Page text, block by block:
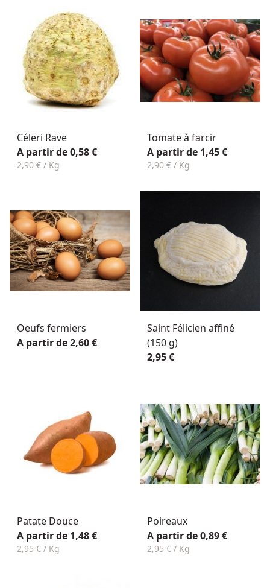
Céleri Rave
A partir de 0,58 €
2,90 € / Kg
Tomate à farcir
A partir de 1,45 €
2,90 € / Kg
Oeufs fermiers
A partir de 2,60 €
Saint Félicien affiné
(150 g)
2,95 €
Patate Douce
A partir de 1,48 €
2,95 € / Kg
Poireaux
A partir de 0,89 €
2,95 € / Kg